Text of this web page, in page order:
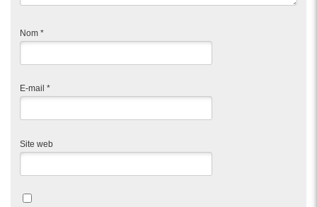
Nom *
E-mail *
Site web